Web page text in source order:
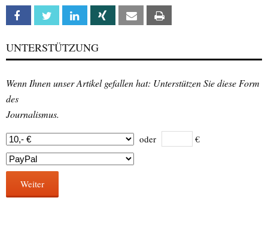
Facebook Twitter Linkedin Xing Email
UNTERSTÜTZUNG
Wenn Ihnen unser Artikel gefallen hat: Unterstützen Sie diese Form
des
Journalismus.
oder €
Weiter